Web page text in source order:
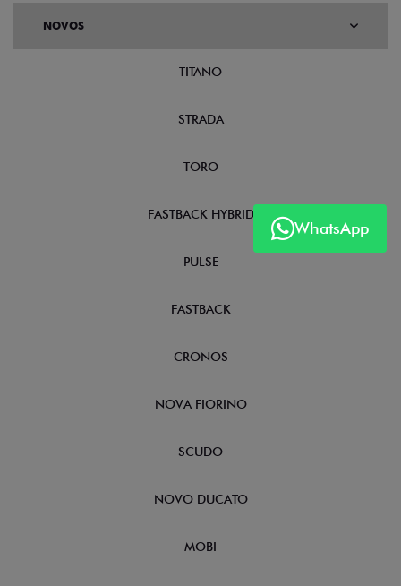
WhatsApp
NOVOS
TITANO
STRADA
TORO
FASTBACK HYBRID
PULSE
FASTBACK
CRONOS
NOVA FIORINO
SCUDO
NOVO DUCATO
MOBI